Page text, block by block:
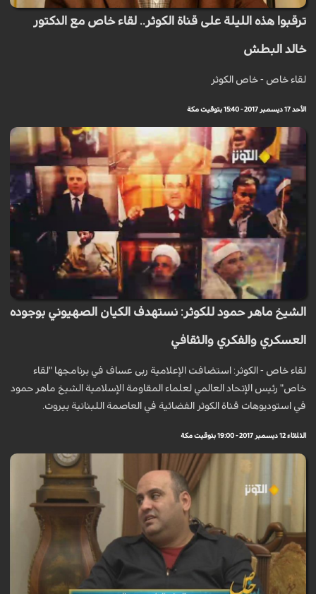
ترقبوا هذه الليلة على قناة الكوثر.. لقاء خاص مع الدكتور
خالد البطش
لقاء خاص - خاص الكوثر
الأحد 17 ديسمبر 2017 - 15:40 بتوقيت مكة
الشيخ ماهر حمود للكوثر: نستهدف الكيان الصهيوني بوجوده
العسكري والفكري والثقافي
لقاء خاص - الكوثر: استضافت الإعلامية ربى عساف في برنامجها "لقاء
خاص" رئيس الإتحاد العالمي لعلماء المقاومة الإسلامية الشيخ ماهر حمود
في استوديوهات قناة الكوثر الفضائية في العاصمة اللبنانية بيروت.
الثلاثاء 12 ديسمبر 2017 - 19:00 بتوقيت مكة